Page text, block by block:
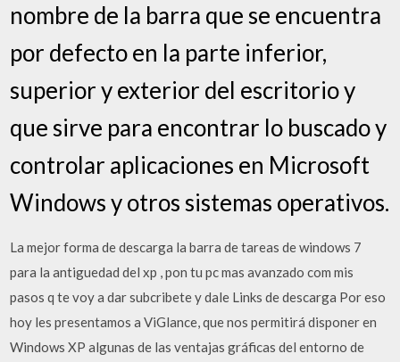
nombre de la barra que se encuentra
por defecto en la parte inferior,
superior y exterior del escritorio y
que sirve para encontrar lo buscado y
controlar aplicaciones en Microsoft
Windows y otros sistemas operativos.
La mejor forma de descarga la barra de tareas de windows 7
para la antiguedad del xp , pon tu pc mas avanzado com mis
pasos q te voy a dar subcribete y dale Links de descarga Por eso
hoy les presentamos a ViGlance, que nos permitirá disponer en
Windows XP algunas de las ventajas gráficas del entorno de